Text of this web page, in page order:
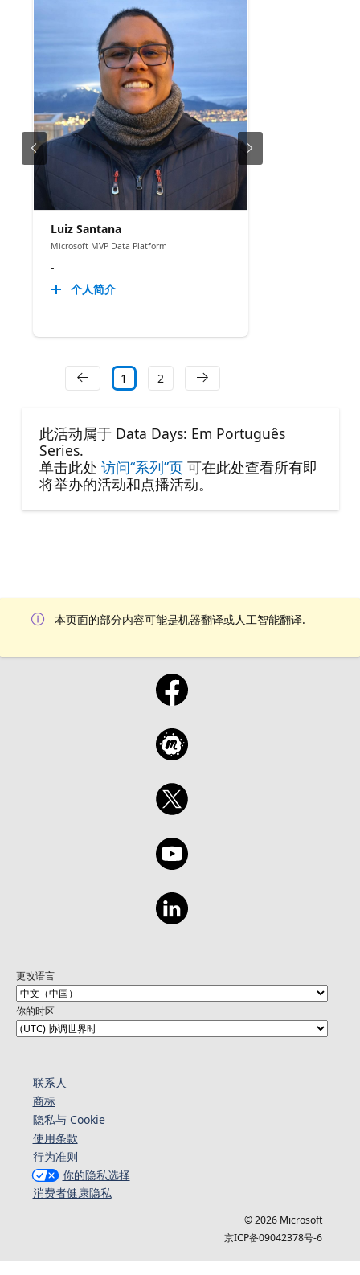
Luiz Santana
Microsoft MVP Data Platform
-
个人简介
1 2
此活动属于 Data Days: Em Português
Series.
单击此处 访问“系列”页可在此处查看所有即
将举办的活动和点播活动。
本页面的部分内容可能是机器翻译或人工智能翻译.
更改语言
你的时区
联系人
商标
隐私与 Cookie
使用条款
行为准则
你的隐私选择
消费者健康隐私
© 2026 Microsoft
京ICP备09042378号-6